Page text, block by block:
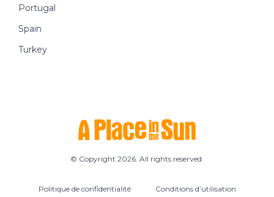
Portugal
Spain
Turkey
© Copyright 2026. All rights reserved.
Politique de confidentialité Conditions d’utilisation